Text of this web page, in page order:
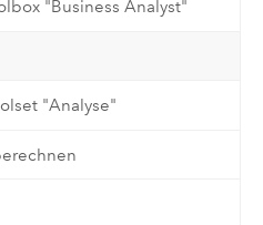
"Business Analyst"
"Analyse"